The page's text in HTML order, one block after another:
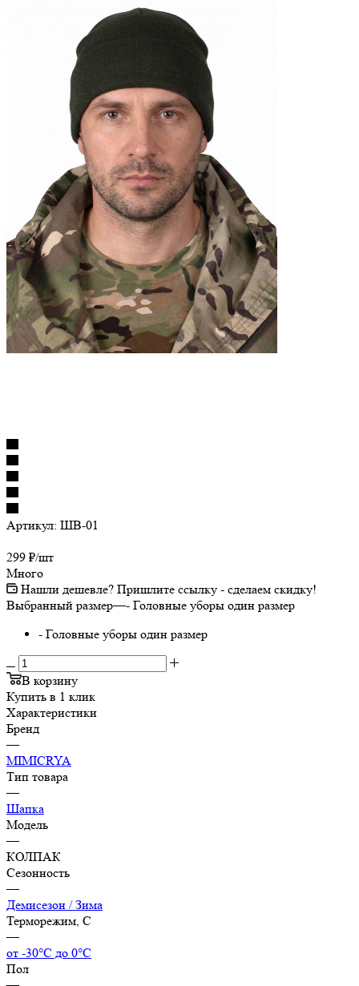
Артикул: ШВ-01
299 ₽/шт
Много
Нашли дешевле? Пришлите ссылку - сделаем скидку!
Выбранный размер—- Головные уборы один размер
- Головные уборы один размер
В корзину
Купить в 1 клик
Характеристики
Бренд
—
MIMICRYA
Тип товара
—
Шапка
Модель
—
КОЛПАК
Сезонность
—
Демисезон / Зима
Терморежим, C
—
от -30°С до 0°С
Пол